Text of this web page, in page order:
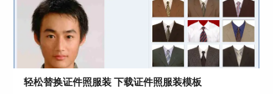
轻松替换证件照服装 下载证件照服装模板